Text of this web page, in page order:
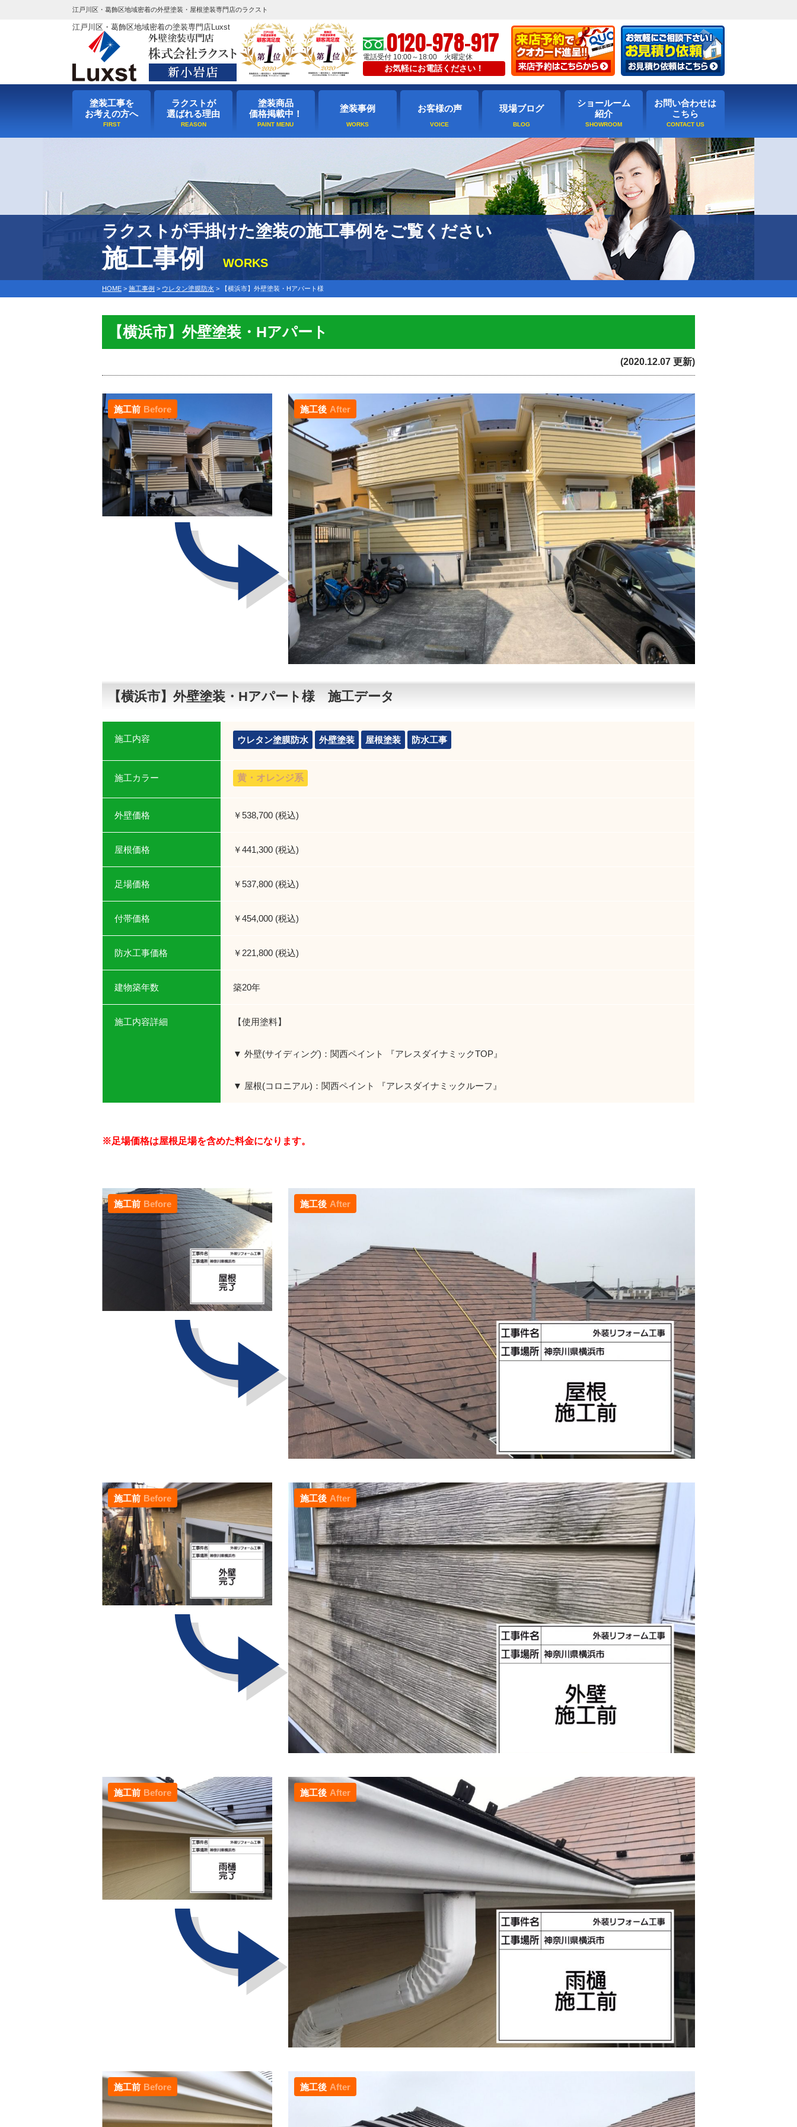
江戸川区・葛飾区地域密着の外壁塗装・屋根塗装専門店のラクスト
江戸川区・葛飾区地域密着の塗装専門店Luxst 0120-978-917
電話受付 10:00～18:00 火曜定休
お気軽にお電話ください！
塗装工事を
お考えの方へ
ラクストが
選ばれる理由
塗装商品
価格掲載中！
塗装事例 お客様の声 現場ブログ
ショールーム
紹介
お問い合わせは
こちら
ラクストが手掛けた塗装の施工事例をご覧ください
施工事例 WORKS
HOME > 施工事例 > ウレタン塗膜防水 > 【横浜市】外壁塗装・Hアパート様
【横浜市】外壁塗装・Hアパート
(2020.12.07 更新)
施工後 After
施工前 Before
【横浜市】外壁塗装・Hアパート様 施工データ
施工内容 ウレタン塗膜防水 外壁塗装 屋根塗装 防水工事
施工カラー 黄・オレンジ系
外壁価格 ￥538,700 (税込)
屋根価格 ￥441,300 (税込)
足場価格 ￥537,800 (税込)
付帯価格 ￥454,000 (税込)
防水工事価格 ￥221,800 (税込)
建物築年数 築20年
施工内容詳細 【使用塗料】
▼ 外壁(サイディング)：関西ペイント 『アレスダイナミックTOP』
▼ 屋根(コロニアル)：関西ペイント 『アレスダイナミックルーフ』
※足場価格は屋根足場を含めた料金になります。
施工前 Before 施工後 After
施工前 Before 施工後 After
施工前 Before 施工後 After
施工前 Before 施工後 After